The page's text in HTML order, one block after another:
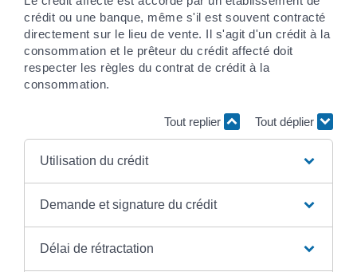
crédit ou une banque, même s'il est souvent contracté
directement sur le lieu de vente. Il s'agit d'un crédit à la
consommation et le prêteur du crédit affecté doit
respecter les règles du contrat de crédit à la
consommation.
Tout replier Tout déplier
Utilisation du crédit
Demande et signature du crédit
Délai de rétractation